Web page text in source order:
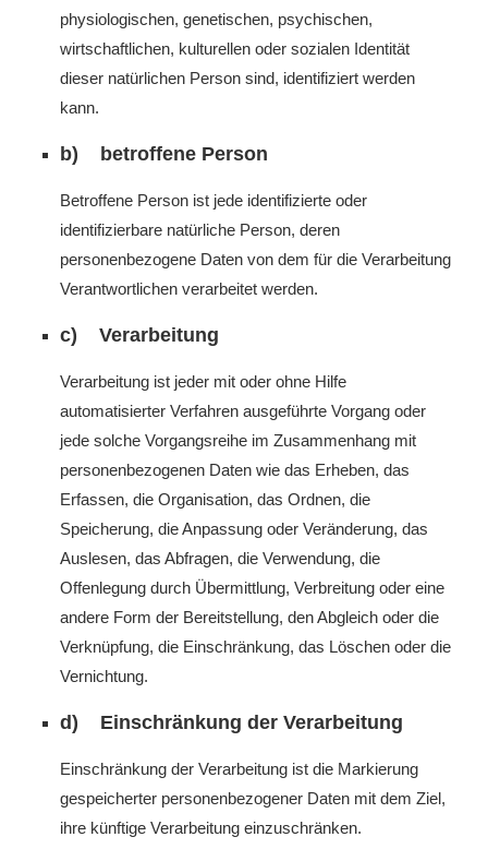
physiologischen, genetischen, psychischen,
wirtschaftlichen, kulturellen oder sozialen Identität
dieser natürlichen Person sind, identifiziert werden
kann.
b) betroffene Person
Betroffene Person ist jede identifizierte oder
identifizierbare natürliche Person, deren
personenbezogene Daten von dem für die Verarbeitung
Verantwortlichen verarbeitet werden.
c) Verarbeitung
Verarbeitung ist jeder mit oder ohne Hilfe
automatisierter Verfahren ausgeführte Vorgang oder
jede solche Vorgangsreihe im Zusammenhang mit
personenbezogenen Daten wie das Erheben, das
Erfassen, die Organisation, das Ordnen, die
Speicherung, die Anpassung oder Veränderung, das
Auslesen, das Abfragen, die Verwendung, die
Offenlegung durch Übermittlung, Verbreitung oder eine
andere Form der Bereitstellung, den Abgleich oder die
Verknüpfung, die Einschränkung, das Löschen oder die
Vernichtung.
d) Einschränkung der Verarbeitung
Einschränkung der Verarbeitung ist die Markierung
gespeicherter personenbezogener Daten mit dem Ziel,
ihre künftige Verarbeitung einzuschränken.